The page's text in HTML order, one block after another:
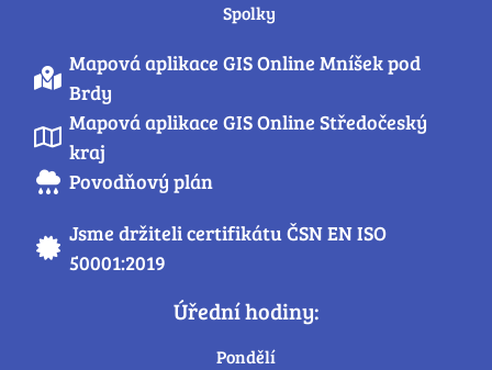
Spolky
Mapová aplikace GIS Online Mníšek pod
Brdy
Mapová aplikace GIS Online Středočeský
kraj
Povodňový plán
Jsme držiteli certifikátu ČSN EN ISO
50001:2019
Úřední hodiny:
Pondělí